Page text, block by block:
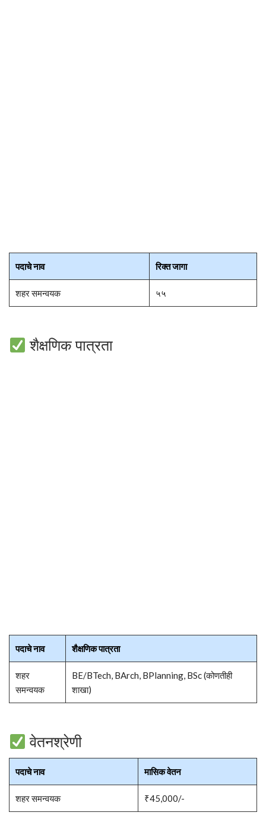
पदाचे नाव रिक्त जागा
शहर समन्वयक ५५
शैक्षणिक पात्रता
पदाचे नाव शैक्षणिक पात्रता
शहर
समन्वयक
BE/BTech, BArch, BPlanning, BSc (कोणतीही
शाखा)
वेतनश्रेणी
पदाचे नाव मासिक वेतन
शहर समन्वयक ₹45,000/-